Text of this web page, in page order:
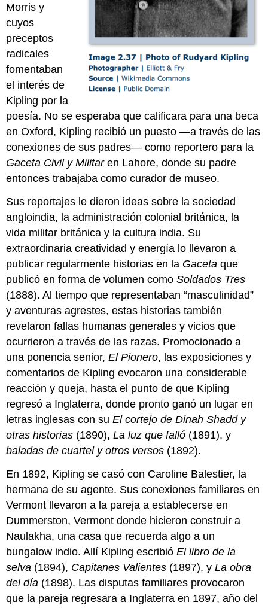
Morris y
cuyos
preceptos
radicales
fomentaban
el interés de
Kipling por la
poesía. No se esperaba que calificara para una beca
en Oxford, Kipling recibió un puesto —a través de las
conexiones de sus padres— como reportero para la
Gaceta Civil y Militaren Lahore, donde su padre
entonces trabajaba como curador de museo.
Sus reportajes le dieron ideas sobre la sociedad
angloindia, la administración colonial británica, la
vida militar británica y la cultura india. Su
extraordinaria creatividad y energía lo llevaron a
publicar regularmente historias en la Gaceta que
publicó en forma de volumen comoSoldados Tres
(1888). Al tiempo que representaban “masculinidad”
y aventuras agrestes, estas historias también
revelaron fallas humanas generales y vicios que
ocurrieron a través de las razas. Promocionado a
una ponencia senior,El Pionero, las exposiciones y
comentarios de Kipling evocaron una considerable
reacción y queja, hasta el punto de que Kipling
regresó a Inglaterra, donde pronto ganó un lugar en
letras inglesas con suEl cortejo de Dinah Shadd y
otras historias (1890),La luz que falló (1891), y
baladas de cuartel y otros versos (1892).
En 1892, Kipling se casó con Caroline Balestier, la
hermana de su agente. Sus conexiones familiares en
Vermont llevaron a la pareja a establecerse en
Dummerston, Vermont donde hicieron construir a
Naulakha, una casa que recuerda algo a un
bungalow indio. Allí Kipling escribióEl libro de la
selva (1894), Capitanes Valientes (1897), yLa obra
del día (1898). Las disputas familiares provocaron
que la pareja regresara a Inglaterra en 1897, año del